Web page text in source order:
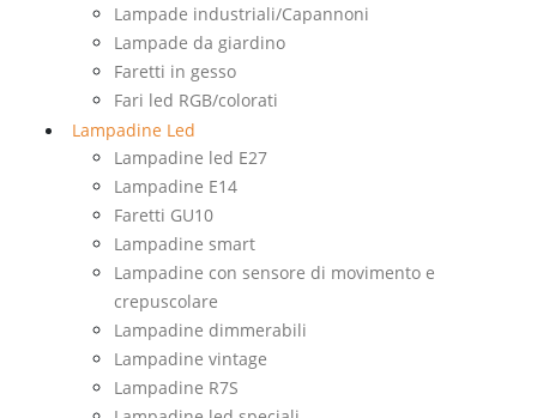
Lampade industriali/Capannoni
Lampade da giardino
Faretti in gesso
Fari led RGB/colorati
Lampadine Led
Lampadine led E27
Lampadine E14
Faretti GU10
Lampadine smart
Lampadine con sensore di movimento e
crepuscolare
Lampadine dimmerabili
Lampadine vintage
Lampadine R7S